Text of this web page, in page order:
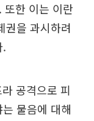
또한 이는 이란
권을 과시하려
.
공격으로 피
물음에 대해